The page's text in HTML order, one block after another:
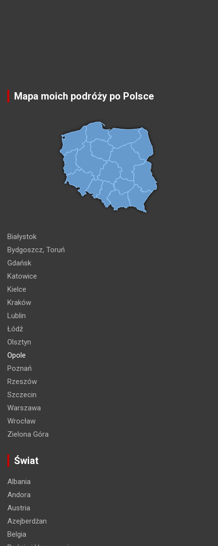
Mapa moich podróży po Polsce
Białystok
Bydgoszcz, Toruń
Gdańsk
Katowice
Kielce
Kraków
Lublin
Łódź
Olsztyn
Opole
Poznań
Rzeszów
Szczecin
Warszawa
Wrocław
Zielona Góra
Świat
Albania
Andora
Austria
Azejberdżan
Belgia